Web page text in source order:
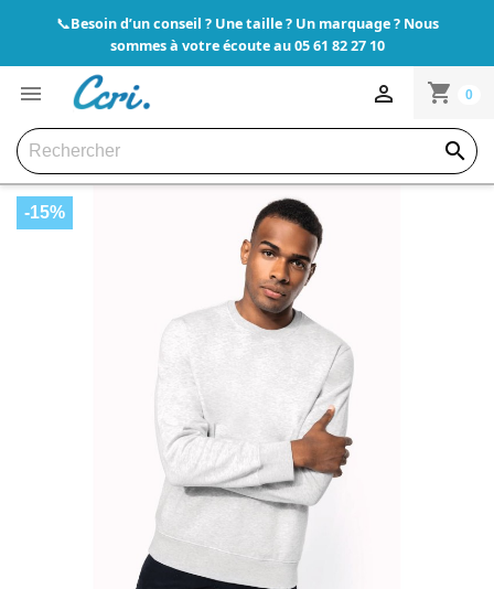
📞Besoin d’un conseil ? Une taille ? Un marquage ? Nous
sommes à votre écoute au 05 61 82 27 10
 shopping_cart 0


-15%